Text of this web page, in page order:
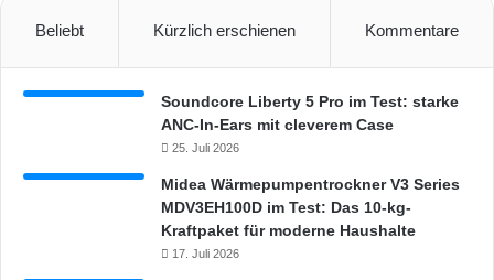
Beliebt Kürzlich erschienen Kommentare
Soundcore Liberty 5 Pro im Test: starke
ANC-In-Ears mit cleverem Case
25. Juli 2026
Midea Wärmepumpentrockner V3 Series
MDV3EH100D im Test: Das 10-kg-
Kraftpaket für moderne Haushalte
17. Juli 2026